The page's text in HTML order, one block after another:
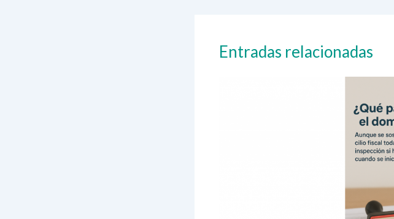
Entradas relacionadas